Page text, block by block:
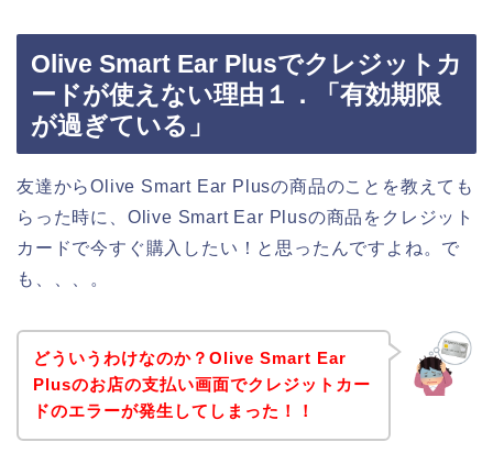
Olive Smart Ear Plusでクレジットカ
ードが使えない理由１．「有効期限
が過ぎている」
友達からOlive Smart Ear Plusの商品のことを教えても
らった時に、Olive Smart Ear Plusの商品をクレジット
カードで今すぐ購入したい！と思ったんですよね。で
も、、、。
どういうわけなのか？Olive Smart Ear
Plusのお店の支払い画面でクレジットカー
ドのエラーが発生してしまった！！